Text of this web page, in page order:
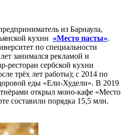
из Барнаула,
кухни «Место пасты».
по специальности
занимался рекламой и
ресторан сербской кухни
трёх лет работы); с 2014 по
еды «Ели-Худели». В 2019
открыл моно-кафе «Место
составили порядка 15,5 млн.